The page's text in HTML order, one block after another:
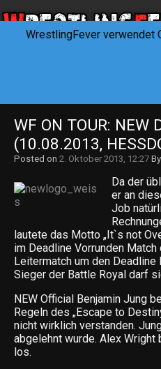
WF ON TOUR: NEW
(10.08.2013,
Posted on 2. Oktober 2013, 12:27 By
Da der
er an
Job
lautete das Motto „It`s not
im Deadline Vorrunden
Leitermatch um den
Sieger der Battle Royal darf
NEW Official Benjamin Jung
Regeln des „Escape to
nicht wirklich verstanden.
abgelehnt wurde. Alex Wright
los.
WrestlingFever verwendet